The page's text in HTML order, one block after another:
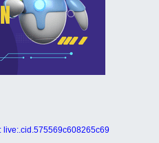
live:.cid.575569c608265c69